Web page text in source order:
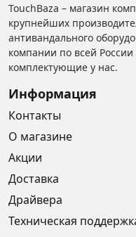
TouchBaza – магазин
крупнейших
антивандального
компании по всей
комплектующие у нас.
Информация
Контакты
О магазине
Акции
Доставка
Драйвера
Техническая